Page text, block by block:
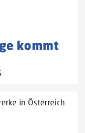
kommt
in Österreich